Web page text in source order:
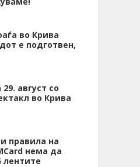
во Крива
е подготвен,
август со
во Крива
правила на
нема да
лентите